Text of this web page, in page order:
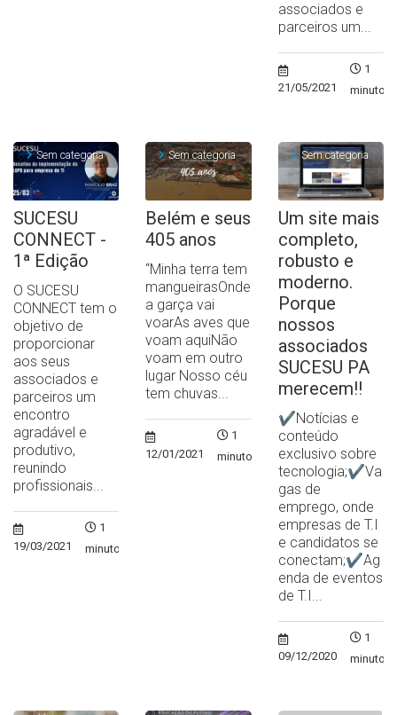
associados e
parceiros um...
21/05/2021
1
minuto
Sem categoria
SUCESU
CONNECT -
1ª Edição
O SUCESU
CONNECT tem o
objetivo de
proporcionar
aos seus
associados e
parceiros um
encontro
agradável e
produtivo,
reunindo
profissionais...
19/03/2021
1
minuto
Sem categoria
Belém e seus
405 anos
“Minha terra tem
mangueirasOnde
a garça vai
voarAs aves que
voam aquiNão
voam em outro
lugar Nosso céu
tem chuvas...
12/01/2021
1
minuto
Sem categoria
Um site mais
completo,
robusto e
moderno.
Porque
nossos
associados
SUCESU PA
merecem!!
✔Notícias e
conteúdo
exclusivo sobre
tecnologia;✔Va
gas de
emprego, onde
empresas de T.I
e candidatos se
conectam;✔Ag
enda de eventos
de T.I...
09/12/2020
1
minuto